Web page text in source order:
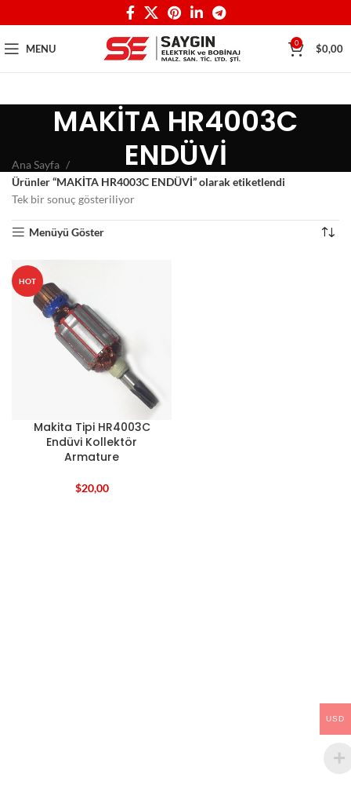
MENU 0 $0,00
MAKİTA HR4003C
ENDÜVİ
Ana Sayfa
Ürünler “MAKİTA HR4003C ENDÜVİ” olarak etiketlendi
Tek bir sonuç gösteriliyor
Menüyü Göster
HOT
Makita Tipi HR4003C
Endüvi Kollektör
Armature
$20,00
USD